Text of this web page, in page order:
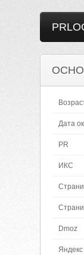
Дата
PR
ИКС
Dmoz
Яндекс